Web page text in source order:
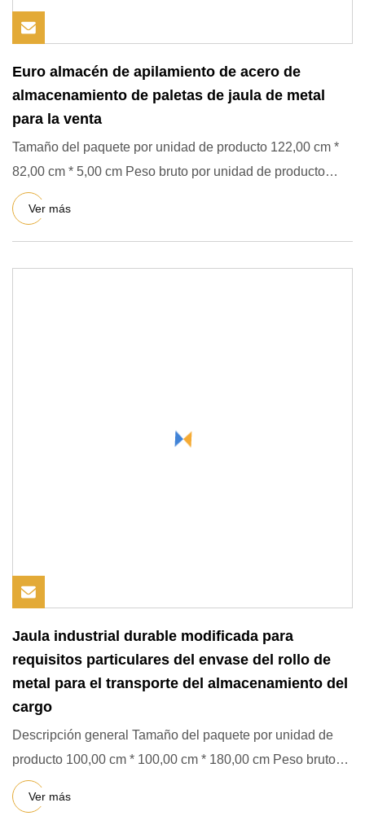
Euro almacén de apilamiento de acero de
almacenamiento de paletas de jaula de metal
para la venta
Tamaño del paquete por unidad de producto 122,00 cm *
82,00 cm * 5,00 cm Peso bruto por unidad de producto
32.500 kg Otr
Ver más
Jaula industrial durable modificada para
requisitos particulares del envase del rollo de
metal para el transporte del almacenamiento del
cargo
Descripción general Tamaño del paquete por unidad de
producto 100,00 cm * 100,00 cm * 180,00 cm Peso bruto
por unidad de
Ver más